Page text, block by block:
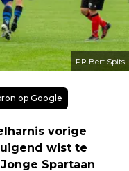
PR Bert Spits
op Google
vorige
wist te
Spartaan